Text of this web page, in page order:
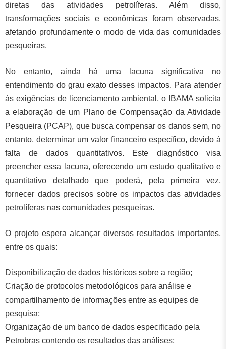
diretas das atividades petrolíferas. Além disso,
transformações sociais e econômicas foram observadas,
afetando profundamente o modo de vida das comunidades
pesqueiras.
No entanto, ainda há uma lacuna significativa no
entendimento do grau exato desses impactos. Para atender
às exigências de licenciamento ambiental, o IBAMA solicita
a elaboração de um Plano de Compensação da Atividade
Pesqueira (PCAP), que busca compensar os danos sem, no
entanto, determinar um valor financeiro específico, devido à
falta de dados quantitativos. Este diagnóstico visa
preencher essa lacuna, oferecendo um estudo qualitativo e
quantitativo detalhado que poderá, pela primeira vez,
fornecer dados precisos sobre os impactos das atividades
petrolíferas nas comunidades pesqueiras.
O projeto espera alcançar diversos resultados importantes,
entre os quais:
Disponibilização de dados históricos sobre a região;
Criação de protocolos metodológicos para análise e
compartilhamento de informações entre as equipes de
pesquisa;
Organização de um banco de dados especificado pela
Petrobras contendo os resultados das análises;